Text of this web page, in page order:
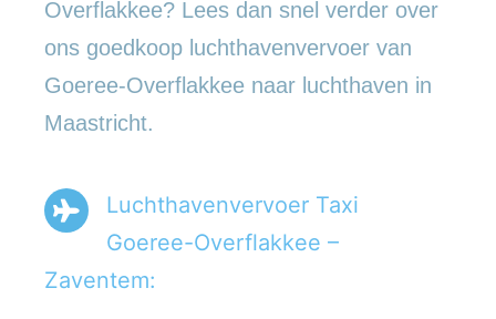
Overflakkee? Lees dan snel verder over
ons goedkoop luchthavenvervoer van
Goeree-Overflakkee naar luchthaven in
Maastricht.
Luchthavenvervoer Taxi
Goeree-Overflakkee –
Zaventem: